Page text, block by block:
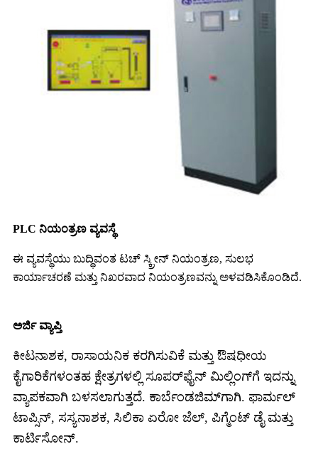
PLC ನಿಯಂತ್ರಣ ವ್ಯವಸ್ಥೆ
ಈ ವ್ಯವಸ್ಥೆಯು ಬುದ್ಧಿವಂತ ಟಚ್ ಸ್ಕ್ರೀನ್ ನಿಯಂತ್ರಣ, ಸುಲಭ
ಕಾರ್ಯಾಚರಣೆ ಮತ್ತು ನಿಖರವಾದ ನಿಯಂತ್ರಣವನ್ನು ಅಳವಡಿಸಿಕೊಂಡಿದೆ.
ಅರ್ಜಿ ವ್ಯಾಪ್ತಿ
ಕೀಟನಾಶಕ, ರಾಸಾಯನಿಕ ಕರಗಿಸುವಿಕೆ ಮತ್ತು ಔಷಧೀಯ
ಕೈಗಾರಿಕೆಗಳಂತಹ ಕ್ಷೇತ್ರಗಳಲ್ಲಿ ಸೂಪರ್‌ಫೈನ್ ಮಿಲ್ಲಿಂಗ್‌ಗೆ ಇದನ್ನು
ವ್ಯಾಪಕವಾಗಿ ಬಳಸಲಾಗುತ್ತದೆ. ಕಾರ್ಬೆಂಡಜಿಮ್‌ಗಾಗಿ. ಫಾರ್ಮಲ್
ಟಾಪ್ಸಿನ್, ಸಸ್ಯನಾಶಕ, ಸಿಲಿಕಾ ಏರೋ ಜೆಲ್, ಪಿಗ್ಮೆಂಟ್ ಡೈ ಮತ್ತು
ಕಾರ್ಟಿಸೋನ್.